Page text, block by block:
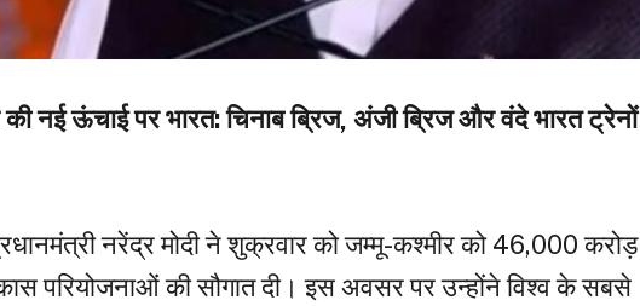
नई ऊंचाई पर भारत: चिनाब ब्रिज, अंजी ब्रिज और वंदे भारत ट्रेनों
नरेंद्र मोदी ने शुक्रवार को जम्मू-कश्मीर को 46,000 करोड़
परियोजनाओं की सौगात दी। इस अवसर पर उन्होंने विश्व के सबसे